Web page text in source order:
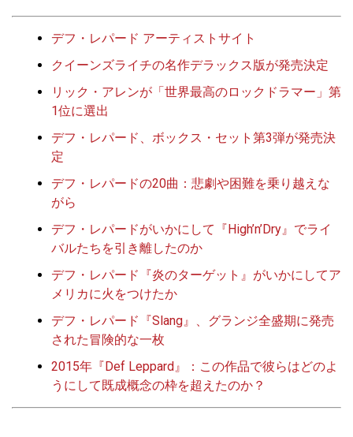
デフ・レパード アーティストサイト
クイーンズライチの名作デラックス版が発売決定
リック・アレンが「世界最高のロックドラマー」第
1位に選出
デフ・レパード、ボックス・セット第3弾が発売決
定
デフ・レパードの20曲：悲劇や困難を乗り越えな
がら
デフ・レパードがいかにして『High’n’Dry』でライ
バルたちを引き離したのか
デフ・レパード『炎のターゲット』がいかにしてア
メリカに火をつけたか
デフ・レパード『Slang』、グランジ全盛期に発売
された冒険的な一枚
2015年『Def Leppard』：この作品で彼らはどのよ
うにして既成概念の枠を超えたのか？